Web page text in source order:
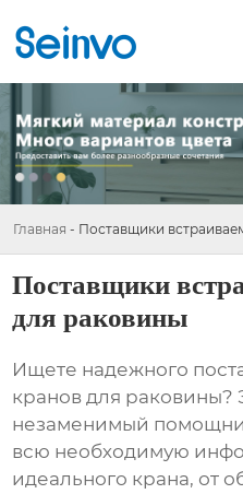
Главная - Поставщики
Поставщики
для раковины
Ищете надежного
кранов для раковины?
незаменимый
всю необходимую
идеального крана, от